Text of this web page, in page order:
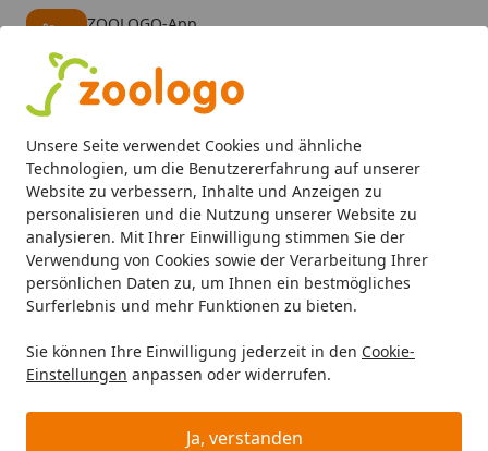
Unsere Seite verwendet Cookies und ähnliche
Technologien, um die Benutzererfahrung auf unserer
Website zu verbessern, Inhalte und Anzeigen zu
personalisieren und die Nutzung unserer Website zu
analysieren. Mit Ihrer Einwilligung stimmen Sie der
Verwendung von Cookies sowie der Verarbeitung Ihrer
persönlichen Daten zu, um Ihnen ein bestmögliches
Surferlebnis und mehr Funktionen zu bieten.
Sie können Ihre Einwilligung jederzeit in den Cookie-
Einstellungen anpassen oder widerrufen.
Ja, verstanden
ZOOLOGO-App
Alle Produkte
Mein Konto
Suchen
Startseite
So geht es nach Ihrer Bestellung weiter!
Bestellung abgeschickt? Das sind
die nächsten Schritte: